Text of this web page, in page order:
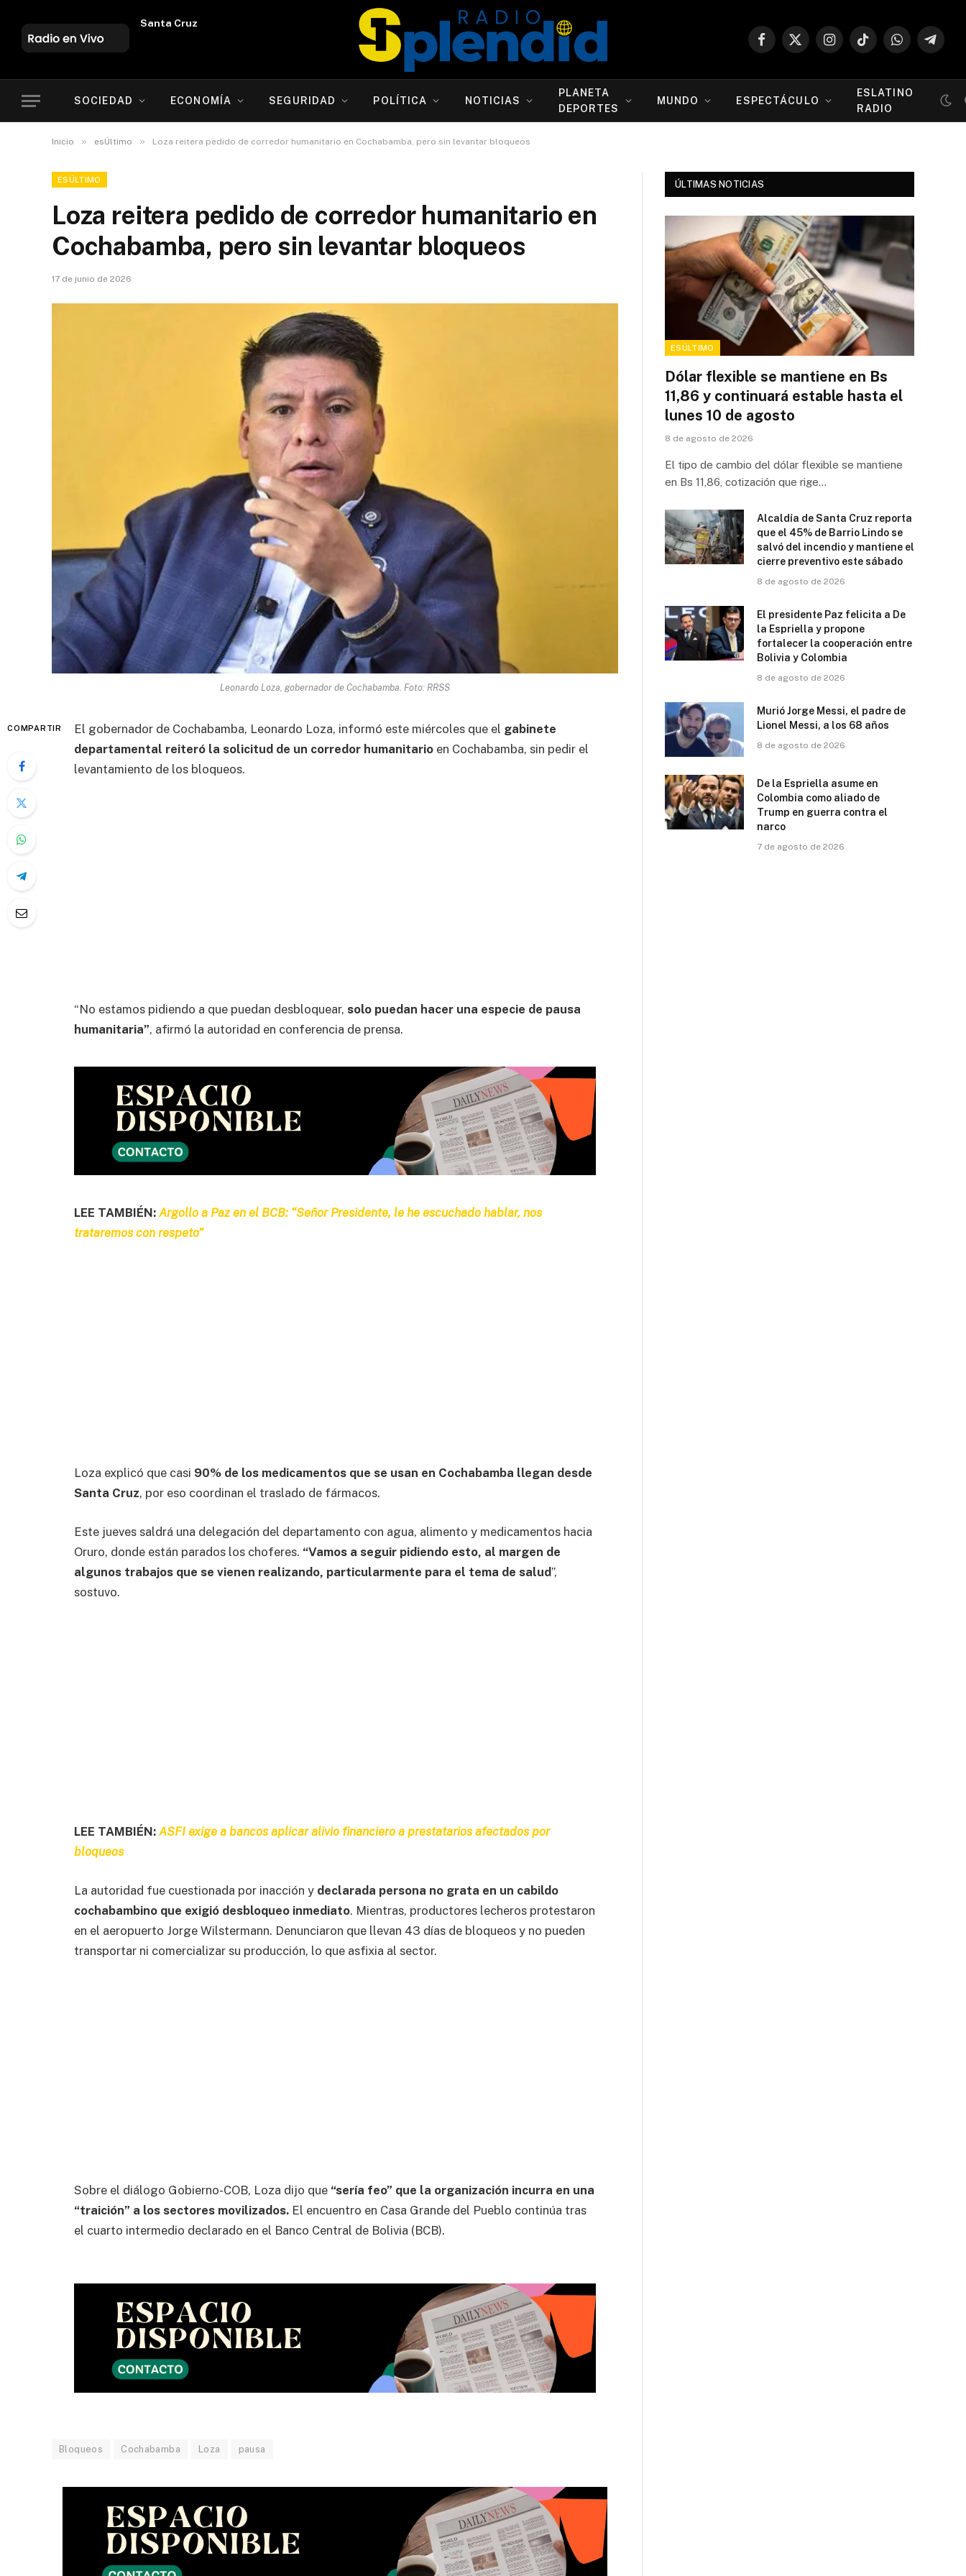
Oruro
Facebook
X
InstagramTikTokWhatsApp
SOCIEDAD ECONOMÍA SEGURIDAD POLÍTICA NOTICIAS
PLANETA
DEPORTES
MUNDO ESPECTÁCULO
ESLATINO
RADIO
Inicio » esÚltimo » Loza reitera pedido de corredor humanitario en Cochabamba, pero sin levantar bloqueos
ESÚLTIMO
Loza reitera pedido de corredor humanitario en
Cochabamba, pero sin levantar bloqueos
17 de junio de 2026
Leonardo Loza, gobernador de Cochabamba. Foto: RRSS
COMPARTIR El gobernador de Cochabamba, Leonardo Loza, informó este miércoles que el gabinete
departamental reiteró la solicitud de un corredor humanitario en Cochabamba, sin pedir el
levantamiento de los bloqueos.
“No estamos pidiendo a que puedan desbloquear, solo puedan hacer una especie de pausa
humanitaria”, afirmó la autoridad en conferencia de prensa.
LEE TAMBIÉN: Argollo a Paz en el BCB: “Señor Presidente, le he escuchado hablar, nos
trataremos con respeto”
Loza explicó que casi 90% de los medicamentos que se usan en Cochabamba llegan desde
Santa Cruz, por eso coordinan el traslado de fármacos.
Este jueves saldrá una delegación del departamento con agua, alimento y medicamentos hacia
Oruro, donde están parados los choferes. “Vamos a seguir pidiendo esto, al margen de
algunos trabajos que se vienen realizando, particularmente para el tema de salud”,
sostuvo.
LEE TAMBIÉN: ASFI exige a bancos aplicar alivio financiero a prestatarios afectados por
bloqueos
La autoridad fue cuestionada por inacción y declarada persona no grata en un cabildo
cochabambino que exigió desbloqueo inmediato. Mientras, productores lecheros protestaron
en el aeropuerto Jorge Wilstermann. Denunciaron que llevan 43 días de bloqueos y no pueden
transportar ni comercializar su producción, lo que asfixia al sector.
Sobre el diálogo Gobierno-COB, Loza dijo que “sería feo” que la organización incurra en una
“traición” a los sectores movilizados. El encuentro en Casa Grande del Pueblo continúa tras
el cuarto intermedio declarado en el Banco Central de Bolivia (BCB).
Bloqueos Cochabamba Loza pausa
ÚLTIMAS NOTICIAS
ESÚLTIMO
Dólar flexible se mantiene en Bs
11,86 y continuará estable hasta el
lunes 10 de agosto
8 de agosto de 2026
El tipo de cambio del dólar flexible se mantiene
en Bs 11,86, cotización que rige…
Alcaldía de Santa Cruz reporta
que el 45% de Barrio Lindo se
salvó del incendio y mantiene el
cierre preventivo este sábado
8 de agosto de 2026
El presidente Paz felicita a De
la Espriella y propone
fortalecer la cooperación entre
Bolivia y Colombia
8 de agosto de 2026
Murió Jorge Messi, el padre de
Lionel Messi, a los 68 años
8 de agosto de 2026
De la Espriella asume en
Colombia como aliado de
Trump en guerra contra el
narco
7 de agosto de 2026